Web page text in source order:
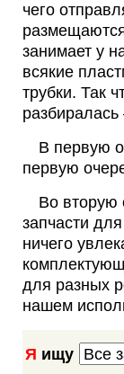
чего
занимает у
всякие
трубки. Так
разбиралась
В первую
первую
Во вторую
запчасти
ничего
для разных
нашем
Я ищу